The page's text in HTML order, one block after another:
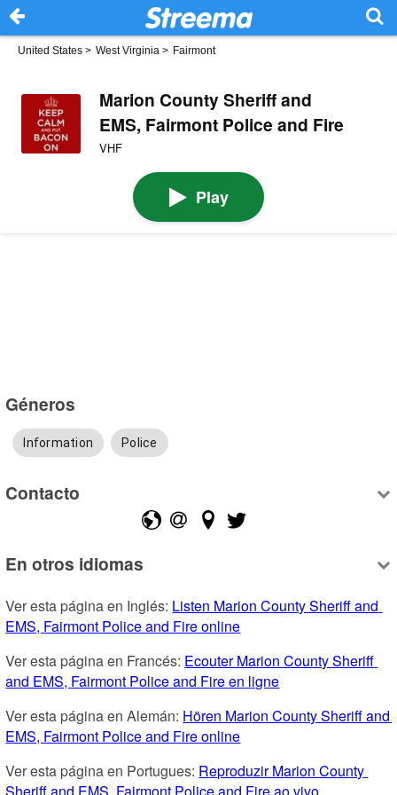
United States > West Virginia > Fairmont
Marion County Sheriff and
EMS, Fairmont Police and Fire
VHF
Play
Géneros
Information Police
Contacto
En otros idiomas
Ver esta página en Inglés: Listen Marion County Sheriff and
EMS, Fairmont Police and Fire online
Ver esta página en Francés: Ecouter Marion County Sheriff
and EMS, Fairmont Police and Fire en ligne
Ver esta página en Alemán: Hören Marion County Sheriff and
EMS, Fairmont Police and Fire online
Ver esta página en Portugues: Reproduzir Marion County
Sheriff and EMS, Fairmont Police and Fire ao vivo